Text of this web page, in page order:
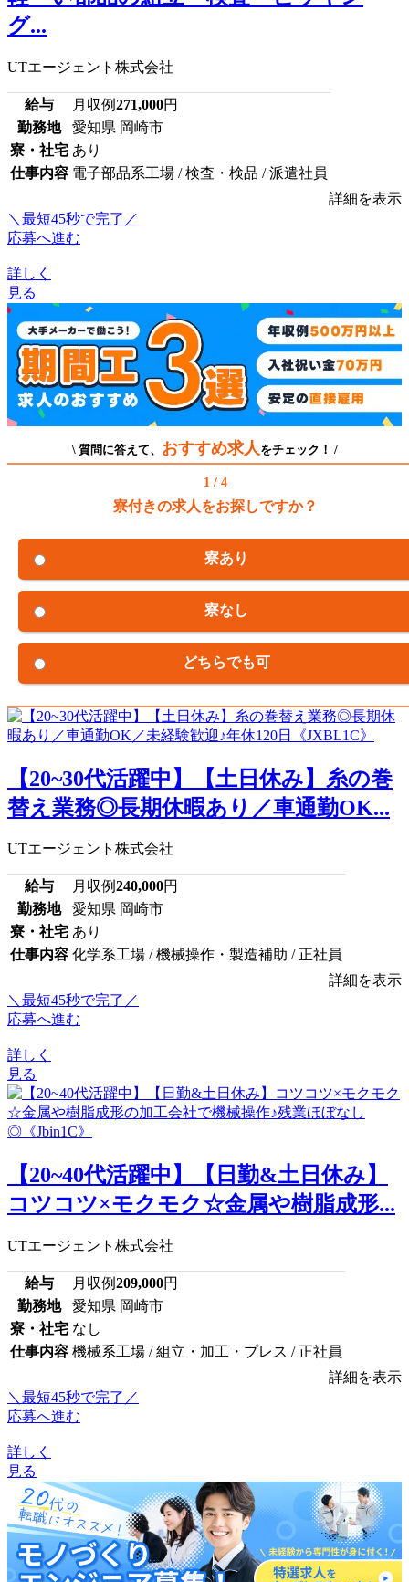
グ...
UTエージェント株式会社
給与 月収例271,000円
勤務地
愛知県 岡崎市
寮・社宅 あり
仕事内容 電子部品系工場 / 検査・検品 / 派遣社員
詳細を表示
＼最短45秒で完了／
応募へ進む
詳しく
見る
\ 質問に答えて、 おすすめ求人 をチェック！ /
1 / 4
寮付きの求人をお探しですか？
寮あり
寮なし
どちらでも可
【20~30代活躍中】【土日休み】糸の巻
替え業務◎長期休暇あり／車通勤OK...
UTエージェント株式会社
給与 月収例240,000円
勤務地
愛知県 岡崎市
寮・社宅 あり
仕事内容 化学系工場 / 機械操作・製造補助 / 正社員
詳細を表示
＼最短45秒で完了／
応募へ進む
詳しく
見る
【20~40代活躍中】【日勤&土日休み】
コツコツ×モクモク☆金属や樹脂成形...
UTエージェント株式会社
給与 月収例209,000円
勤務地
愛知県 岡崎市
寮・社宅 なし
仕事内容 機械系工場 / 組立・加工・プレス / 正社員
詳細を表示
＼最短45秒で完了／
応募へ進む
詳しく
見る